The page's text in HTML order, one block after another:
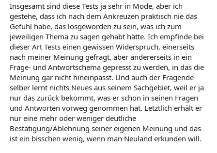
Insgesamt sind diese Tests ja sehr in Mode, aber ich
gestehe, dass ich nach dem Ankreuzen praktisch nie das
Gefühl habe, das losgeworden zu sein, was ich zum
jeweiligen Thema zu sagen gehabt hätte. Ich empfinde bei
dieser Art Tests einen gewissen Widerspruch, einerseits
nach meiner Meinung gefragt, aber andererseits in ein
Frage- und Antwortschema gepresst zu werden, in das die
Meinung gar nicht hineinpasst. Und auch der Fragende
selber lernt nichts Neues aus seinem Sachgebiet, weil er ja
nur das zurück bekommt, was er schon in seinen Fragen
und Antworten vorweg genommen hat. Letztlich erhält er
nur eine mehr oder weniger deutliche
Bestätigung/Ablehnung seiner eigenen Meinung und das
ist ein bisschen wenig, wenn man Neuland erkunden will.